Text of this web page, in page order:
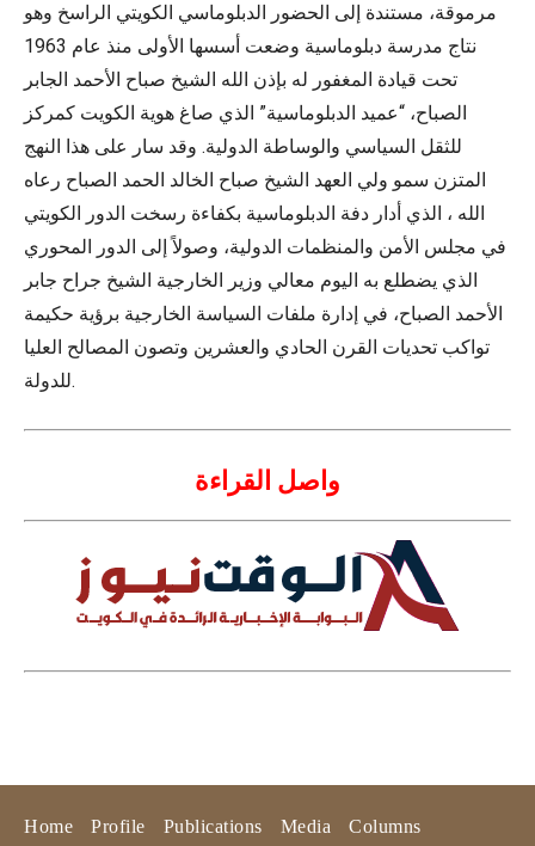
مرموقة، مستندة إلى الحضور الدبلوماسي الكويتي الراسخ وهو
نتاج مدرسة دبلوماسية وضعت أسسها الأولى منذ عام 1963
تحت قيادة المغفور له بإذن الله الشيخ صباح الأحمد الجابر
الصباح، “عميد الدبلوماسية” الذي صاغ هوية الكويت كمركز
للثقل السياسي والوساطة الدولية. وقد سار على هذا النهج
المتزن سمو ولي العهد الشيخ صباح الخالد الحمد الصباح رعاه
الله ، الذي أدار دفة الدبلوماسية بكفاءة رسخت الدور الكويتي
في مجلس الأمن والمنظمات الدولية، وصولاً إلى الدور المحوري
الذي يضطلع به اليوم معالي وزير الخارجية الشيخ جراح جابر
الأحمد الصباح، في إدارة ملفات السياسة الخارجية برؤية حكيمة
تواكب تحديات القرن الحادي والعشرين وتصون المصالح العليا
للدولة.
واصل القراءة
Home Profile Publications Media Columns